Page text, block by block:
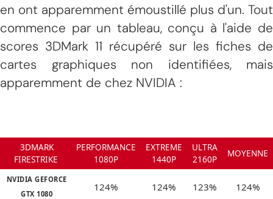
en ont apparemment émoustillé plus d'un. Tout
commence par un tableau, conçu à l'aide de
scores 3DMark 11 récupéré sur les fiches de
cartes graphiques non identifiées, mais
apparemment de chez NVIDIA :
3DMARK
FIRESTRIKE
PERFORMANCE
1080P
EXTREME
1440P
ULTRA
2160P
MOYENNE
NVIDIA GEFORCE
GTX 1080
124% 124% 123% 124%